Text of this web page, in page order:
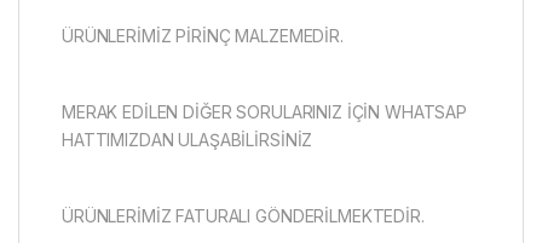
ÜRÜNLERİMİZ PİRİNÇ MALZEMEDİR.
MERAK EDİLEN DİĞER SORULARINIZ İÇİN WHATSAP
HATTIMIZDAN ULAŞABİLİRSİNİZ
ÜRÜNLERİMİZ FATURALI GÖNDERİLMEKTEDİR.